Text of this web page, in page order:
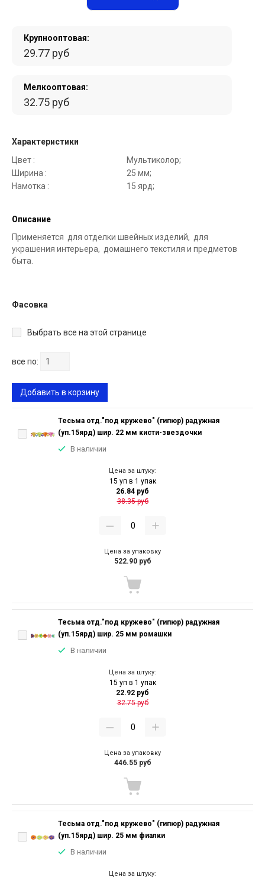
Крупнооптовая:
29.77 руб
Мелкооптовая:
32.75 руб
Характеристики
Цвет :
Мультиколор;
Ширина :
25 мм;
Намотка :
15 ярд;
Описание
Применяется для отделки швейных изделий, для
украшения интерьера, домашнего текстиля и предметов
быта.
Фасовка
Выбрать все на этой странице
все по:
Добавить в корзину
Тесьма отд."под кружево" (гипюр) радужная
(уп.15ярд) шир. 22 мм кисти-звездочки
В наличии
Цена за штуку:
15 уп в 1 упак
26.84 руб
38.35 руб
Цена за упаковку
522.90 руб
Тесьма отд."под кружево" (гипюр) радужная
(уп.15ярд) шир. 25 мм ромашки
В наличии
Цена за штуку:
15 уп в 1 упак
22.92 руб
32.75 руб
Цена за упаковку
446.55 руб
Тесьма отд."под кружево" (гипюр) радужная
(уп.15ярд) шир. 25 мм фиалки
В наличии
Цена за штуку: